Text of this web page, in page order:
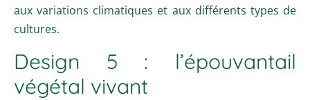
aux variations climatiques et aux différents types de
cultures.
Design 5 : l’épouvantail
végétal vivant